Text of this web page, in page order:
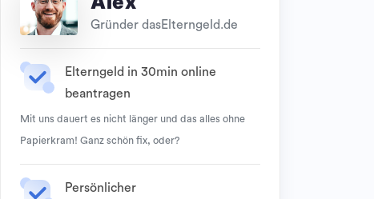
Gründer dasElterngeld.de
Elterngeld in 30min online
beantragen
Mit uns dauert es nicht länger und das alles ohne
Papierkram! Ganz schön fix, oder?
Persönlicher